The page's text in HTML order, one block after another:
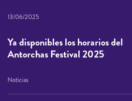
13/06/2025
Ya disponibles los horarios del
Antorchas Festival 2025
Noticias